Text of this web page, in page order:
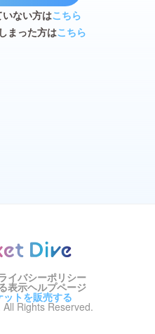
ない方はこちら
まった方はこちら
イバシーポリシー
表示ヘルプページ
トを販売する
Rights Reserved.